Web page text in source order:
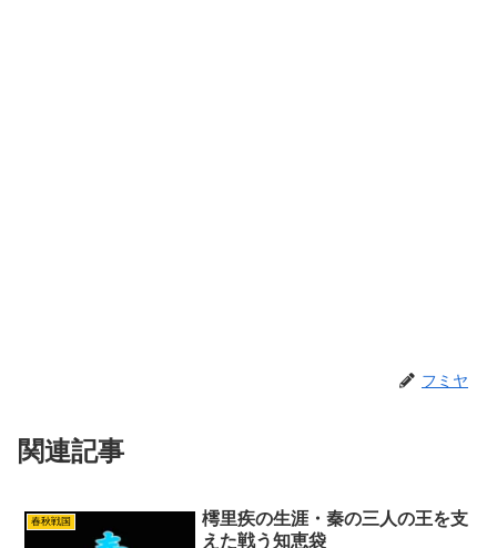
フミヤ
関連記事
春秋戦国
樗里疾の生涯・秦の三人の王を支
えた戦う知恵袋